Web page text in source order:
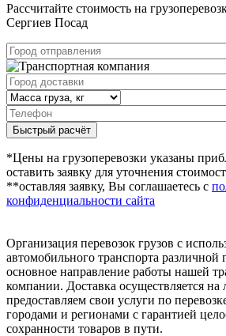
Рассчитайте стоимость на
Сергиев Посад
Быстрый расчёт
*Цены на грузоперевозки указаны
оставить заявку для уточнения
**оставляя заявку, Вы соглашаетесь с
конфиденциальности сайта
Организация перевозок грузов с
автомобильного транспорта различной
основное направление работы нашей
компании. Доставка осуществляется
предоставляем свои услуги по
городами и регионами с гарантией
сохранности товаров в пути.